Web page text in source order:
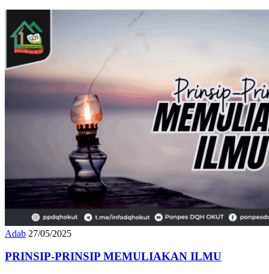
Adab 27/05/2025
PRINSIP-PRINSIP MEMULIAKAN ILMU